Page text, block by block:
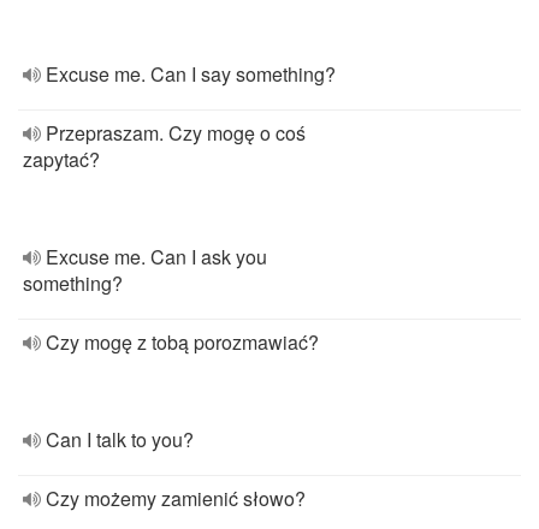
Excuse me. Can I say something?
Przepraszam. Czy mogę o coś
zapytać?
Excuse me. Can I ask you
something?
Czy mogę z tobą porozmawiać?
Can I talk to you?
Czy możemy zamienić słowo?